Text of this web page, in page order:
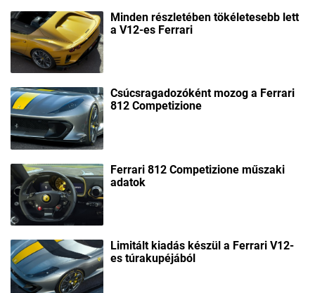
Minden részletében tökéletesebb lett
a V12-es Ferrari
Csúcsragadozóként mozog a Ferrari
812 Competizione
Ferrari 812 Competizione műszaki
adatok
Limitált kiadás készül a Ferrari V12-
es túrakupéjából